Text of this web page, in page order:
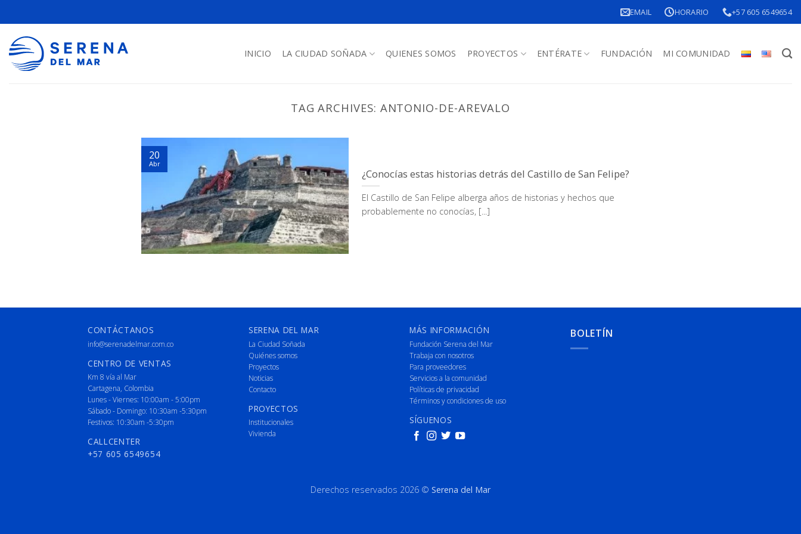
EMAIL HORARIO +57 605 6549654
INICIO LA CIUDAD SOÑADA QUIENES SOMOS PROYECTOS ENTÉRATE FUNDACIÓN MI COMUNIDAD
TAG ARCHIVES: ANTONIO-DE-AREVALO
¿Conocías estas historias detrás del Castillo de San Felipe?
El Castillo de San Felipe alberga años de historias y hechos que
probablemente no conocías, [...]
20
Abr
CONTÁCTANOS
info@serenadelmar.com.co
CENTRO DE VENTAS
Km 8 vía al Mar
Cartagena, Colombia
Lunes - Viernes: 10:00am - 5:00pm
Sábado - Domingo: 10:30am -5:30pm
Festivos: 10:30am -5:30pm
CALLCENTER
+57 605 6549654
SERENA DEL MAR
La Ciudad Soñada
Quiénes somos
Proyectos
Noticias
Contacto
PROYECTOS
Institucionales
Vivienda
MÁS INFORMACIÓN
Fundación Serena del Mar
Trabaja con nosotros
Para proveedores
Servicios a la comunidad
Políticas de privacidad
Términos y condiciones de uso
SÍGUENOS
BOLETÍN
Derechos reservados 2026 © Serena del Mar